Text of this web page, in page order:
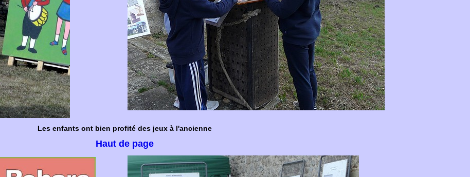
Les enfants ont bien profité des jeux à l'ancienne
Haut de page